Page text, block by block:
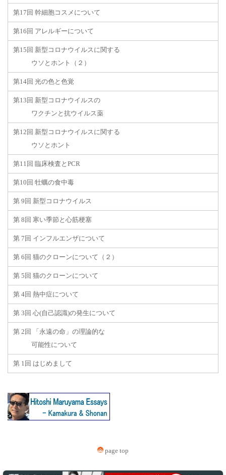
第17回 幹細胞コスメについて
第16回 アレルギーについて
第15回 新型コロナウイルスに関する
ウソとホント（２）
第14回 光の色と色覚
第13回 新型コロナウイルスの
ワクチンと抗ウイルス薬
第12回 新型コロナウイルスに関する
ウソとホント
第11回 臨床検査とPCR
第10回 牡蠣の食中毒
第 9回 新型コロナウイルス
第 8回 寒い季節と心筋梗塞
第 7回 インフルエンザについて
第 6回 猫のクローンについて（２）
第 5回 猫のクローンについて
第 4回 熱中症について
第 3回 心(自己認識)の発生について
第 2回 「永遠の命」の理論的な
可能性について
第 1回 はじめまして
page top